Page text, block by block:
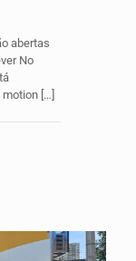
abertas
No
motion […]